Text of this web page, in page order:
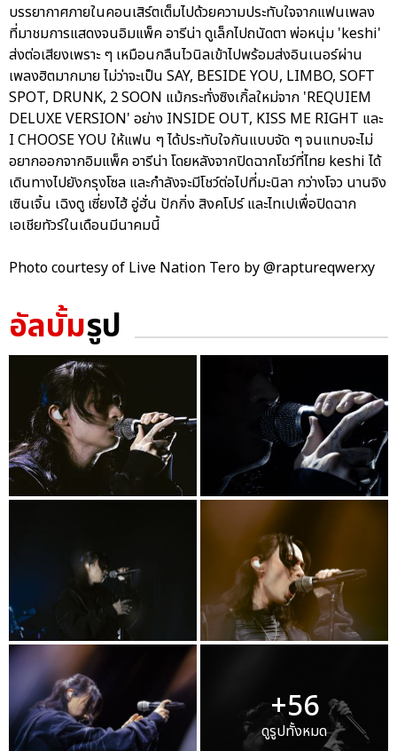
บรรยากาศภายในคอนเสิร์ตเต็มไปด้วยความประทับใจจากแฟนเพลง
ที่มาชมการแสดงจนอิมแพ็ค อารีน่า ดูเล็กไปถนัดตา พ่อหนุ่ม 'keshi'
ส่งต่อเสียงเพราะ ๆ เหมือนกลืนไวนิลเข้าไปพร้อมส่งอินเนอร์ผ่าน
เพลงฮิตมากมาย ไม่ว่าจะเป็น SAY, BESIDE YOU, LIMBO, SOFT
SPOT, DRUNK, 2 SOON แม้กระทั่งซิงเกิ้ลใหม่จาก 'REQUIEM
DELUXE VERSION' อย่าง INSIDE OUT, KISS ME RIGHT และ
I CHOOSE YOU ให้แฟน ๆ ได้ประทับใจกันแบบจัด ๆ จนแทบจะไม่
อยากออกจากอิมแพ็ค อารีน่า โดยหลังจากปิดฉากโชว์ที่ไทย keshi ได้
เดินทางไปยังกรุงโซล และกำลังจะมีโชว์ต่อไปที่มะนิลา กว่างโจว นานจิง
เซินเจิ้น เฉิงตู เซี่ยงไฮ้ อู่ฮั่น ปักกิ่ง สิงคโปร์ และไทเปเพื่อปิดฉาก
เอเชียทัวร์ในเดือนมีนาคมนี้
Photo courtesy of Live Nation Tero by @raptureqwerxy
อัลบั้มรูป
+56
ดูรูปทั้งหมด